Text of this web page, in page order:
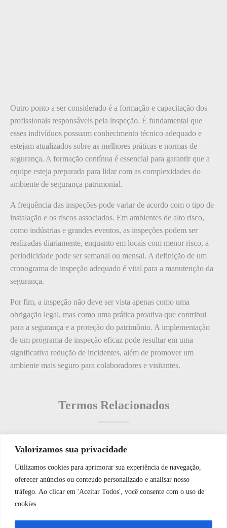
Valorizamos sua privacidade
Utilizamos cookies para aprimorar sua experiência de navegação,
oferecer anúncios ou conteúdo personalizado e analisar nosso
tráfego. Ao clicar em 'Aceitar Todos', você consente com o uso de
cookies.
Outro ponto a ser considerado é a formação e capacitação dos
profissionais responsáveis pela inspeção. É fundamental que
esses indivíduos possuam conhecimento técnico adequado e
estejam atualizados sobre as melhores práticas e normas de
segurança. A formação contínua é essencial para garantir que a
equipe esteja preparada para lidar com as complexidades do
ambiente de segurança patrimonial.
A frequência das inspeções pode variar de acordo com o tipo de
instalação e os riscos associados. Em ambientes de alto risco,
como indústrias e grandes eventos, as inspeções podem ser
realizadas diariamente, enquanto em locais com menor risco, a
periodicidade pode ser semanal ou mensal. A definição de um
cronograma de inspeção adequado é vital para a manutenção da
segurança.
Por fim, a inspeção não deve ser vista apenas como uma
obrigação legal, mas como uma prática proativa que contribui
para a segurança e a proteção do patrimônio. A implementação
de um programa de inspeção eficaz pode resultar em uma
significativa redução de incidentes, além de promover um
ambiente mais seguro para colaboradores e visitantes.
Termos Relacionados
Termos populares
O que é: porta de segurança
O que é: Alarme Sonoro
WhatsApp JF Tech
Vamos conversar e descobrir como